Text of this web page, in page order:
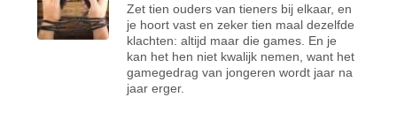
Zet tien ouders van tieners bij elkaar, en
je hoort vast en zeker tien maal dezelfde
klachten: altijd maar die games. En je
kan het hen niet kwalijk nemen, want het
gamegedrag van jongeren wordt jaar na
jaar erger.